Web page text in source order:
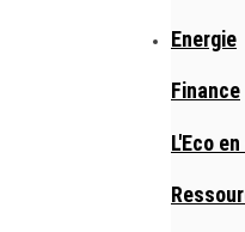
Energie
Finance
L'Eco en